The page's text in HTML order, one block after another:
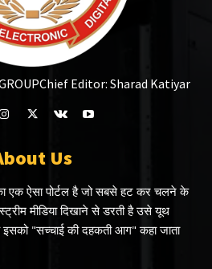
Chief Editor: Sharad Katiyar
Us
का एक ऐसा पोर्टल है जो सबसे हट कर चलने के
मीडिया दिखाने से डरती है उसे यूथ
"सच्चाई की दहकती आग" कहा जाता